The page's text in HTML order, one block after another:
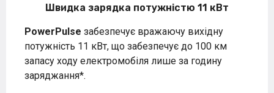
Швидка зарядка потужністю 11 кВт
PowerPulse забезпечує вражаючу вихідну
потужність 11 кВт, що забезпечує до 100 км
запасу ходу електромобіля лише за годину
заряджання*.